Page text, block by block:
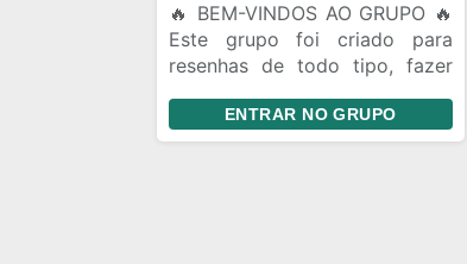
🔥 BEM-VINDOS AO GRUPO 🔥
Este grupo foi criado para
resenhas de todo tipo, fazer
ideias e se divertir. 📌
Divulgação de Instagram: Você
ENTRAR NO GRUPO